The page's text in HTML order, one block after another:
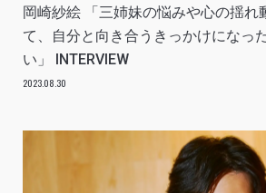
岡崎紗絵 「三姉妹の悩みや心の揺れ
て、自分と向き合うきっかけになっ
い」 INTERVIEW
2023.08.30